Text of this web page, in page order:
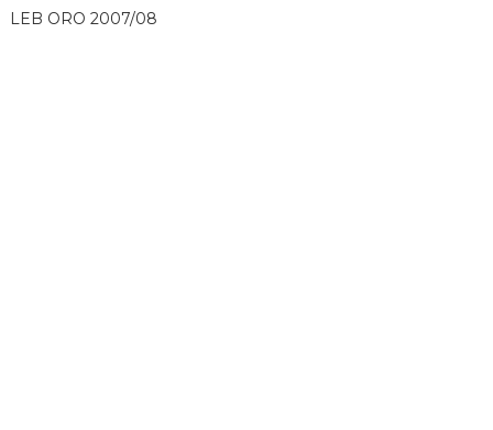
LEB ORO 2007/08